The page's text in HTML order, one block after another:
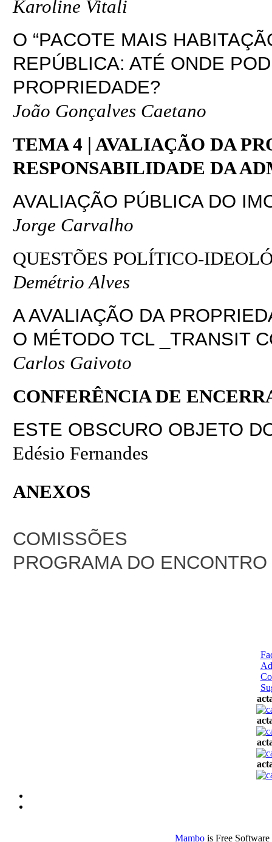
Karoline Vitali
O “PACOTE MAIS
REPÚBLICA: ATÉ ONDE
PROPRIEDADE?
João Gonçalves Caetano
TEMA 4 | AVALIAÇÃO DA
RESPONSABILIDADE DA
AVALIAÇÃO PÚBLICA DO
Jorge Carvalho
QUESTÕES POLÍTICO-
Demétrio Alves
A AVALIAÇÃO DA
O MÉTODO TCL _TRANSIT
Carlos Gaivoto
CONFERÊNCIA DE
ESTE OBSCURO OBJETO
Edésio Fernandes
ANEXOS
COMISSÕES
PROGRAMA DO ENCONTRO
Mambois Free Software